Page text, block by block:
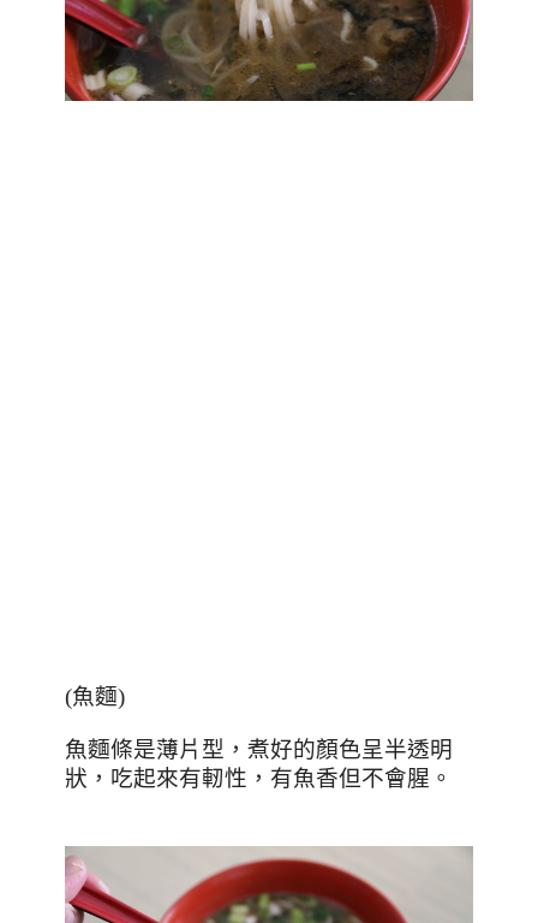
(魚麵)
魚麵條是薄片型，煮好的顏色呈半透明
狀，吃起來有軔性，有魚香但不會腥。